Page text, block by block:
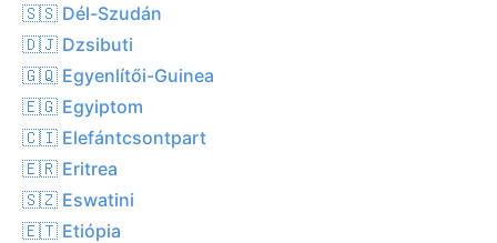
🇸🇸 Dél-Szudán
🇩🇯 Dzsibuti
🇬🇶 Egyenlítői-Guinea
🇪🇬 Egyiptom
🇨🇮 Elefántcsontpart
🇪🇷 Eritrea
🇸🇿 Eswatini
🇪🇹 Etiópia